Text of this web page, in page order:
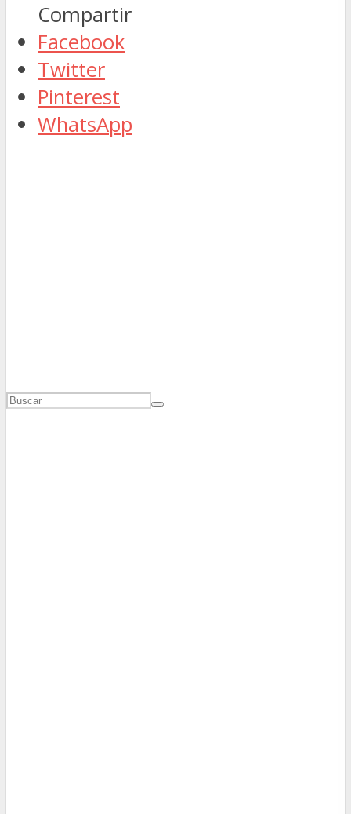
Compartir
Facebook
Twitter
Pinterest
WhatsApp